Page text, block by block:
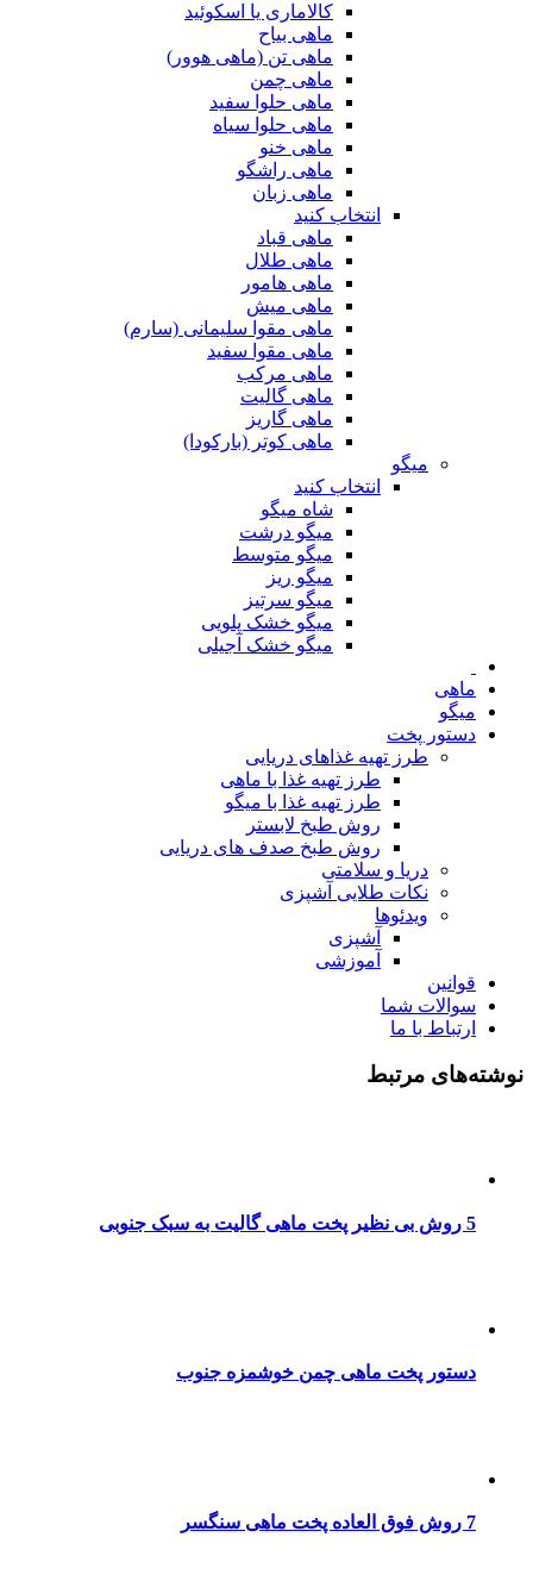
کالاماری یا اسکوئید
ماهی بیاح
ماهی تن (ماهی هوور)
ماهی چمن
ماهی حلوا سفید
ماهی حلوا سیاه
ماهی خنو
ماهی راشگو
ماهی زبان
انتخاب کنید
ماهی قباد
ماهی طلال
ماهی هامور
ماهی میش
ماهی مقوا سلیمانی (سارم)
ماهی مقوا سفید
ماهی مرکب
ماهی گالیت
ماهی گاریز
ماهی کوتر (بارکودا)
میگو
انتخاب کنید
شاه میگو
میگو درشت
میگو متوسط
میگو ریز
میگو سرتیز
میگو خشک پلویی
میگو خشک آجیلی
ماهی
میگو
دستور پخت
طرز تهیه غذاهای دریایی
طرز تهیه غذا با ماهی
طرز تهیه غذا با میگو
روش طبخ لابستر
روش طبخ صدف های دریایی
دریا و سلامتی
نکات طلایی آشپزی
ویدئوها
آشپزی
آموزشی
قوانین
سوالات شما
ارتباط با ما
نوشته‌های مرتبط
5 روش بی نظیر پخت ماهی گالیت به سبک جنوبی
دستور پخت ماهی چمن خوشمزه جنوب
7 روش فوق العاده پخت ماهی سنگسر